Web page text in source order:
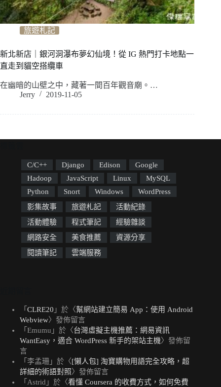
旅遊札記
新北新店｜銀河洞瀑布夢幻仙境！從 IG 熱門打卡地點一
直走到貓空搭纜車
在幽暗的山壁之中，藏著一間百年觀音廟。…
Jerry
2019-11-05
C/C++ Django Edison
Google
Hadoop
JavaScript Linux
MySQL
Python
Snort Windows
WordPress
影集故事
旅遊札記
活動紀錄
活動體驗
程式筆記
經驗雜談
網路安全
美食推薦
資源分享
閱讀筆記
雲端服務
「 CLRE20 」於〈幫網站建立簡易 App：使用 Android
Webview〉發佈留言
「 Emumu 」於〈台灣虛擬主機推薦：網易資訊
WantEasy，適合 WordPress 新手的架站主機〉發佈留
言
「 李孟珊 」於〈[懶人包] 淘寶購物用語完全攻略，超
詳細的術語對照〉發佈留言
「 Astrid 」於〈看懂 Coursera 的收費方式，如何免費